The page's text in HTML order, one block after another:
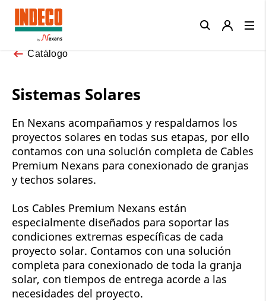
Catálogo
Sistemas Solares
En Nexans acompañamos y respaldamos los
proyectos solares en todas sus etapas, por ello
contamos con una solución completa de Cables
Premium Nexans para conexionado de granjas
y techos solares.
Los Cables Premium Nexans están
especialmente diseñados para soportar las
condiciones extremas específicas de cada
proyecto solar. Contamos con una solución
completa para conexionado de toda la granja
solar, con tiempos de entrega acorde a las
necesidades del proyecto.